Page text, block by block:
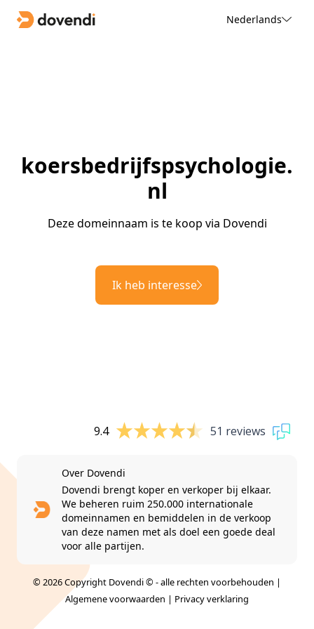
Nederlands
koersbedrijfspsychologie.
nl
Deze domeinnaam is te koop via Dovendi
Ik heb interesse
9.4 51 reviews
Over Dovendi
Dovendi brengt koper en verkoper bij elkaar.
We beheren ruim 250.000 internationale
domeinnamen en bemiddelen in de verkoop
van deze namen met als doel een goede deal
voor alle partijen.
© 2026 Copyright Dovendi © - alle rechten voorbehouden |
Algemene voorwaarden | Privacy verklaring